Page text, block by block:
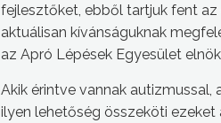
fejlesztőket, ebből tartjuk fent
aktuálisan kívánságuknak
az Apró Lépések Egyesület
Akik érintve vannak autizmussal,
ilyen lehetőség összeköti ezeket